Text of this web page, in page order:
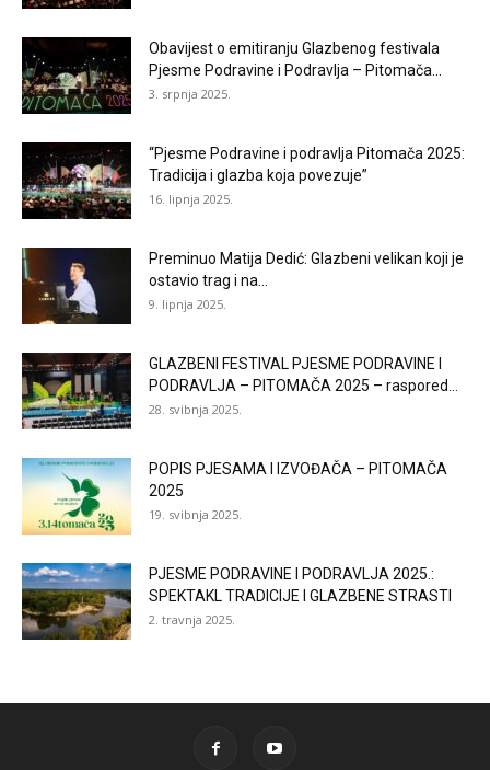
Obavijest o emitiranju Glazbenog festivala
Pjesme Podravine i Podravlja – Pitomača...
3. srpnja 2025.
“Pjesme Podravine i podravlja Pitomača 2025:
Tradicija i glazba koja povezuje”
16. lipnja 2025.
Preminuo Matija Dedić: Glazbeni velikan koji je
ostavio trag i na...
9. lipnja 2025.
GLAZBENI FESTIVAL PJESME PODRAVINE I
PODRAVLJA – PITOMAČA 2025 – raspored...
28. svibnja 2025.
POPIS PJESAMA I IZVOĐAČA – PITOMAČA
2025
19. svibnja 2025.
PJESME PODRAVINE I PODRAVLJA 2025.:
SPEKTAKL TRADICIJE I GLAZBENE STRASTI
2. travnja 2025.